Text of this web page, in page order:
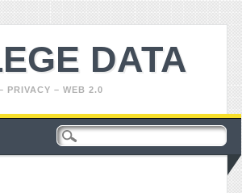
DATA
PRIVACY – WEB 2.0